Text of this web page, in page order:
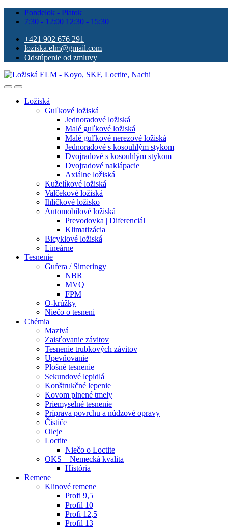
Pondelok - Piatok
7:30 - 12:00 12:30 - 15:30
+421 902 676 291
loziska.elm@gmail.com
Odstúpenie od zmluvy
Ložiská
Guľkové ložiská
Jednoradové ložiská
Malé guľkové ložiská
Malé guľkové nerezové ložiská
Jednoradové s kosouhlým stykom
Dvojradové s kosouhlým stykom
Dvojradové naklápacie
Axiálne ložiská
Kuželíkové ložiská
Valčekové ložiská
Ihličkové ložisko
Automobilové ložiská
Prevodovka | Diferenciál
Klimatizácia
Bicyklové ložiská
Lineárne
Tesnenie
Gufera / Simeringy
NBR
MVQ
FPM
O-krúžky
Niečo o tesneni
Chémia
Mazivá
Zaisťovanie závitov
Tesnenie trubkových závitov
Upevňovanie
Plošné tesnenie
Sekundové lepidlá
Konštrukčné lepenie
Kovom plnené tmely
Priemyselné tesnenie
Príprava povrchu a núdzové opravy
Čističe
Oleje
Loctite
Niečo o Loctite
OKS – Nemecká kvalita
História
Remene
Klinové remene
Profi 9,5
Profil 10
Profi 12,5
Profil 13